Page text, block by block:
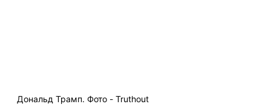
Дональд Трамп. Фото - Truthout